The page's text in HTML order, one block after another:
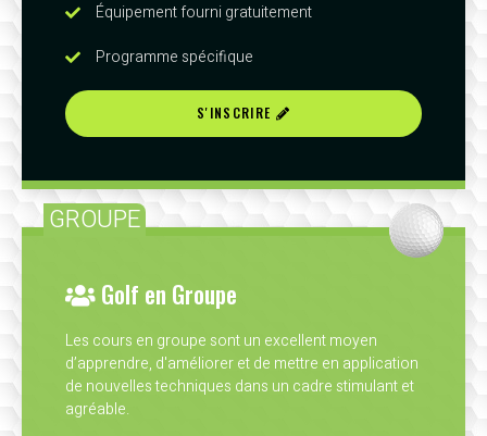
Équipement fourni gratuitement
Programme spécifique
S'INSCRIRE
GROUPE
Golf en Groupe
Les cours en groupe sont un excellent moyen
d’apprendre, d'améliorer et de mettre en application
de nouvelles techniques dans un cadre stimulant et
agréable.